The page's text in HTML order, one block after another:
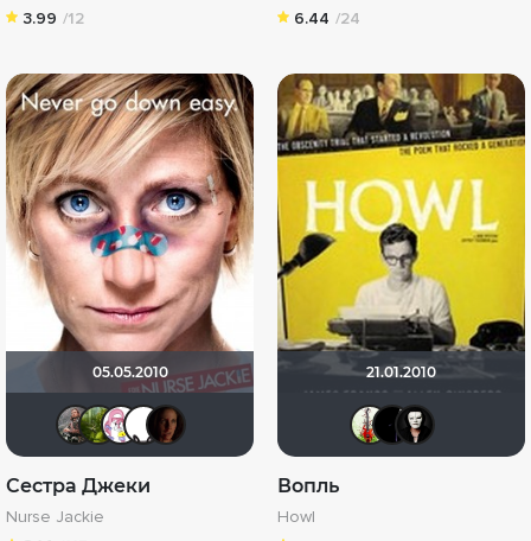
3.99 /12
6.44 /24
05.05.2010
Ferdinand Ash
Сестра Джеки
Nurse Jackie
21.01.2010
Вопль
Howl